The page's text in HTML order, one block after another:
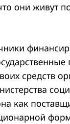
они живут
средств
как